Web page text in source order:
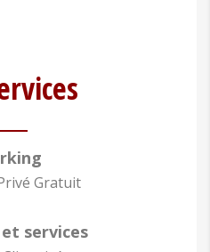
Gratuit
services